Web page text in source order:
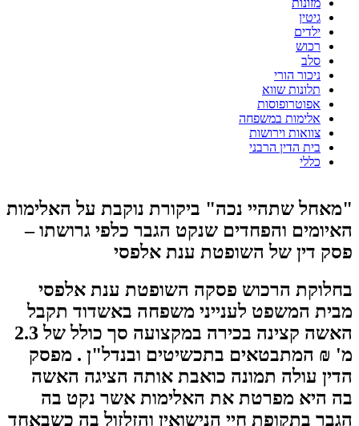
מזונות
גיטין
ילדים
רכוש
סלב
ניכור הורי
תלונות שווא
אפוטרופוסות
אלימות במשפחה
צוואות וירושות
בית הדין הרבני
כללי
"מאחל שתהיי נכה" ביקורת נוקבת על האלימות
האיומים והפחדים שנקט הגבר כלפי גרושתו –
פסק דין של השופטת ענת אלפסי
בחלוקת הרכוש פסקה השופטת ענת אלפסי
מבית המשפט לענייני משפחה באשדוד תקבל
האשה קצינה בכירה במקצועה סך כולל של 2.3
מ' ₪ המתבטאים בתכשיטים ובנדל"ן . מפסק
הדין עולה תמונה כואבת אותה הציגה האשה
בה היא מפרטת את האלימות אשר נקט בה
הגבר בתקופת חיי הנישואין והזלזול בה כשבאחד